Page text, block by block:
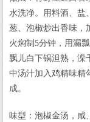
水洗净。用料酒、盐
葱、泡椒炒出香味，
火焖制5分钟，用漏
飘儿白下锅泹熟，溧
中汤汁加入鸡精味精
成。
味型：泡椒金汤，咸